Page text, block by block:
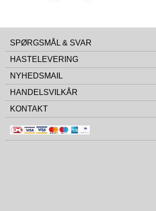
SPØRGSMÅL & SVAR
HASTELEVERING
NYHEDSMAIL
HANDELSVILKÅR
KONTAKT